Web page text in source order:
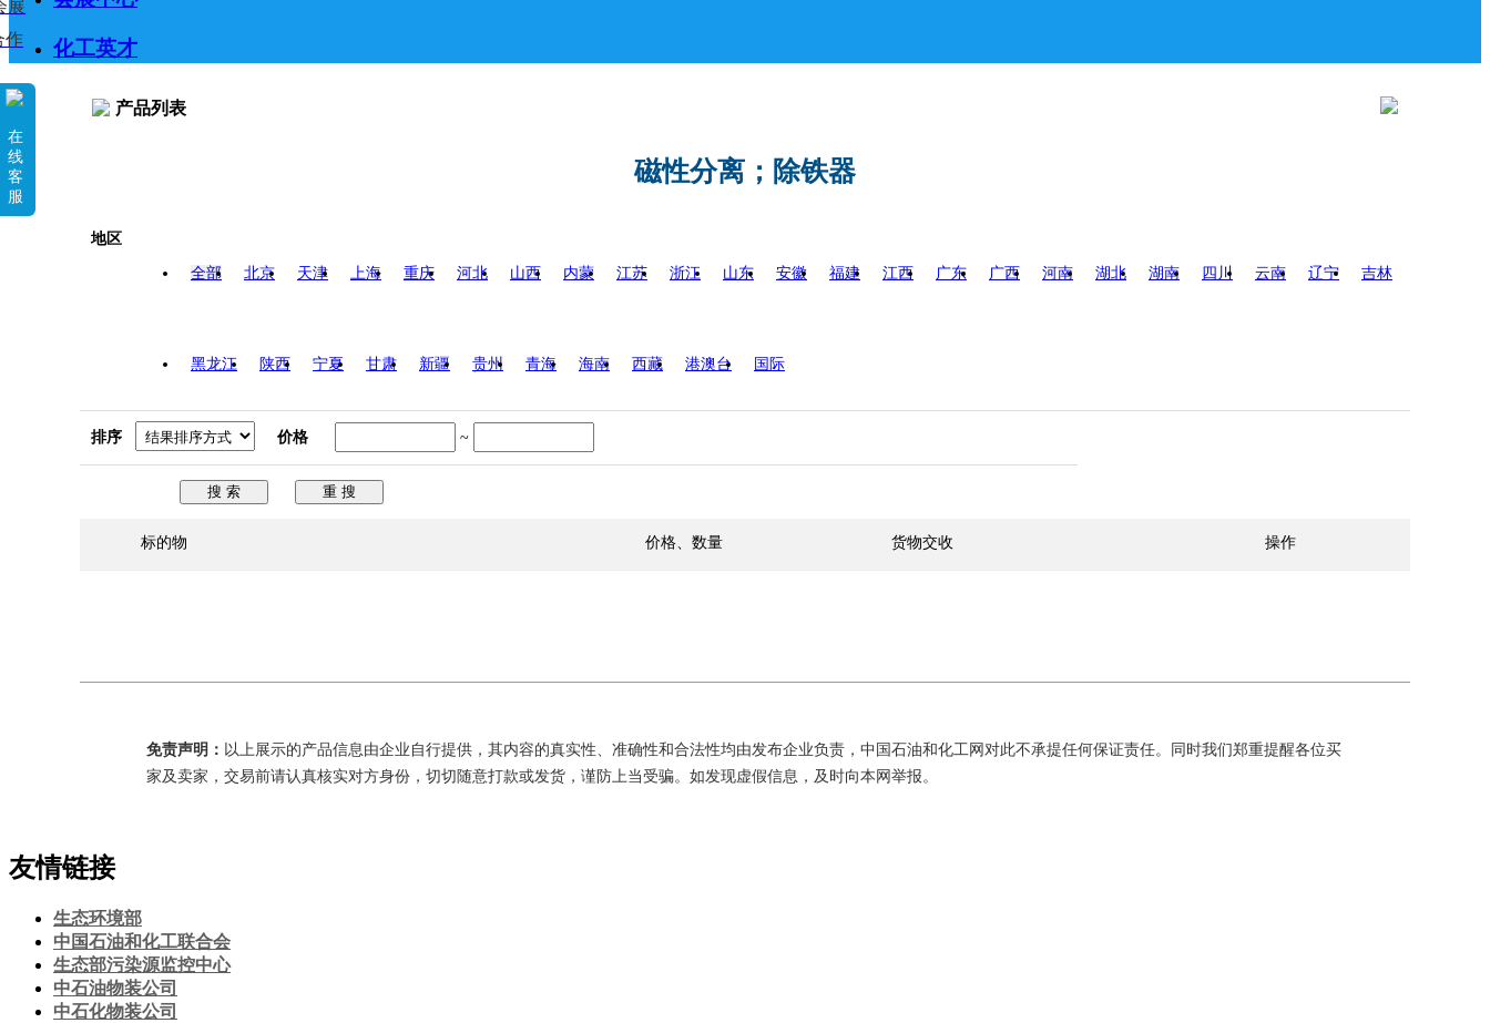
化工英才
展
作
在
线
客
服
产品列表
磁性分离；除铁器
地区
全部 北京 天津 上海 重庆 河北 山西 内蒙 江苏 浙江 山东 安徽 福建 江西 广东 广西 河南 湖北 湖南 四川 云南 辽宁 吉林
黑龙江 陕西 宁夏 甘肃 新疆 贵州 青海 海南 西藏 港澳台 国际
排序 价格 ~
标的物 价格、数量 货物交收 操作
免责声明： 以上展示的产品信息由企业自行提供，其内容的真实性、准确性和合法性均由发布企业负责，中国石油和化工网对此不承提任何保证责任。同时我们郑重提醒各位买
家及卖家，交易前请认真核实对方身份，切切随意打款或发货，谨防上当受骗。如发现虚假信息，及时向本网举报。
友情链接
生态环境部
中国石油和化工联合会
生态部污染源监控中心
中石油物装公司
中石化物装公司